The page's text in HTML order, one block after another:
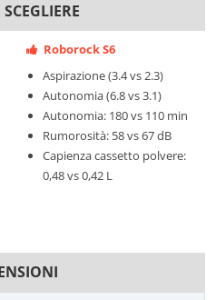
Roborock S6
Aspirazione (3.4 vs 2.3)
Autonomia (6.8 vs 3.1)
Autonomia: 180 vs 110 min
Rumorosità: 58 vs 67 dB
Capienza cassetto polvere:
0,48 vs 0,42 L